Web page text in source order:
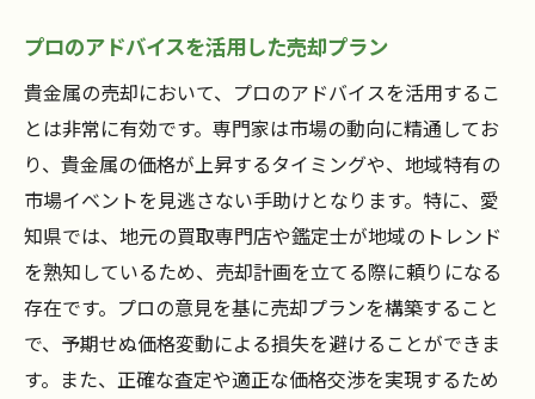
プロのアドバイスを活用した売却プラン
貴金属の売却において、プロのアドバイスを活用するこ
とは非常に有効です。専門家は市場の動向に精通してお
り、貴金属の価格が上昇するタイミングや、地域特有の
市場イベントを見逃さない手助けとなります。特に、愛
知県では、地元の買取専門店や鑑定士が地域のトレンド
を熟知しているため、売却計画を立てる際に頼りになる
存在です。プロの意見を基に売却プランを構築すること
で、予期せぬ価格変動による損失を避けることができま
す。また、正確な査定や適正な価格交渉を実現するため